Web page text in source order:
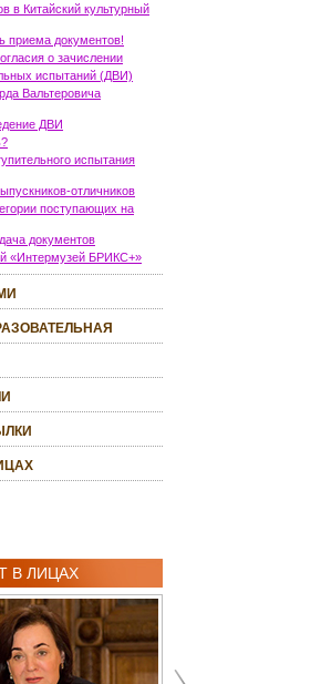
в Китайский культурный
приема документов!
о зачислении
испытаний (ДВИ)
Вальтеровича
ДВИ
испытания
отличников
поступающих на
документов
«Интермузей БРИКС+»
В ЛИЦАХ